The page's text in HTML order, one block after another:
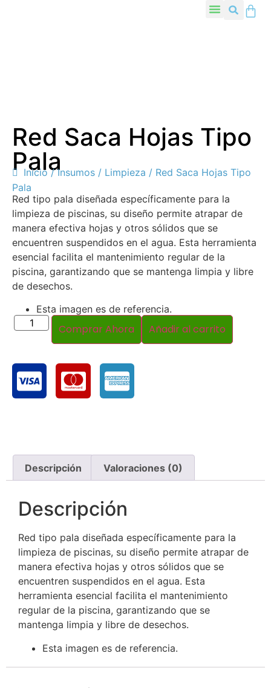
Red Saca Hojas Tipo
Pala
Inicio /Insumos/ Limpieza / Red Saca Hojas Tipo
Pala
Red tipo pala diseñada específicamente para la
limpieza de piscinas, su diseño permite atrapar de
manera efectiva hojas y otros sólidos que se
encuentren suspendidos en el agua. Esta herramienta
esencial facilita el mantenimiento regular de la
piscina, garantizando que se mantenga limpia y libre
de desechos.
Esta imagen es de referencia.
Comprar Ahora Añadir al carrito
Descripción Valoraciones (0)
Descripción
Red tipo pala diseñada específicamente para la
limpieza de piscinas, su diseño permite atrapar de
manera efectiva hojas y otros sólidos que se
encuentren suspendidos en el agua. Esta
herramienta esencial facilita el mantenimiento
regular de la piscina, garantizando que se
mantenga limpia y libre de desechos.
Esta imagen es de referencia.